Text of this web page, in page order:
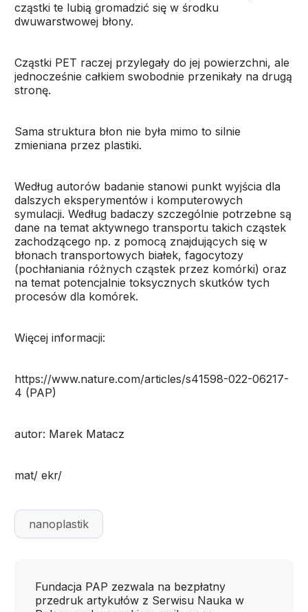
cząstki te lubią gromadzić się w środku
dwuwarstwowej błony.
Cząstki PET raczej przylegały do jej powierzchni, ale
jednocześnie całkiem swobodnie przenikały na drugą
stronę.
Sama struktura błon nie była mimo to silnie
zmieniana przez plastiki.
Według autorów badanie stanowi punkt wyjścia dla
dalszych eksperymentów i komputerowych
symulacji. Według badaczy szczególnie potrzebne są
dane na temat aktywnego transportu takich cząstek
zachodzącego np. z pomocą znajdujących się w
błonach transportowych białek, fagocytozy
(pochłaniania różnych cząstek przez komórki) oraz
na temat potencjalnie toksycznych skutków tych
procesów dla komórek.
Więcej informacji:
https://www.nature.com/articles/s41598-022-06217-
4 (PAP)
autor: Marek Matacz
mat/ ekr/
nanoplastik
Fundacja PAP zezwala na bezpłatny
przedruk artykułów z Serwisu Nauka w